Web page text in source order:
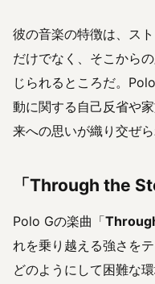
彼の音楽の特徴は、ス
だけでなく、そこから
じられるところだ。
動に関する自己反省や
来への思いが織り交ぜら
「Through the
Polo Gの楽曲「
れを乗り越える強さを
どのようにして困難な